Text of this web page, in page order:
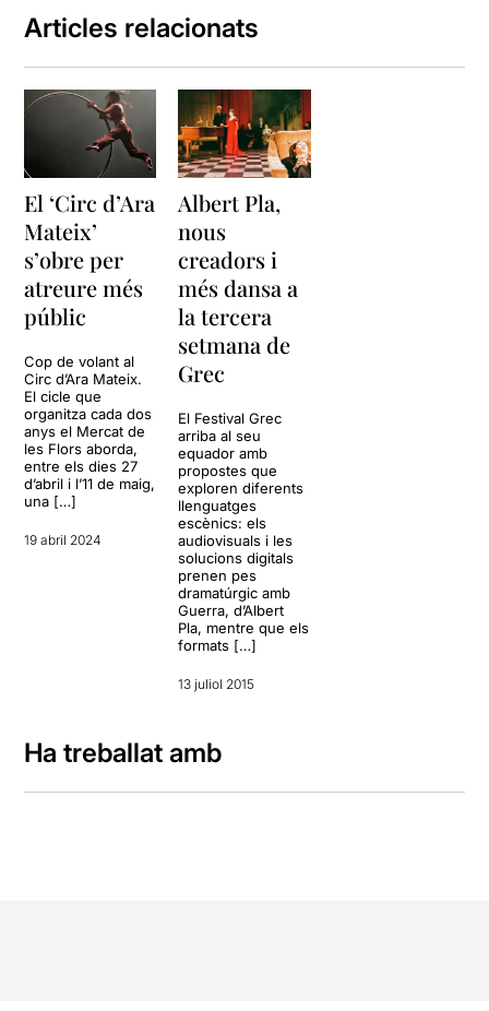
Articles relacionats
El ‘Circ d’Ara
Mateix’
s’obre per
atreure més
públic
Cop de volant al
Circ d’Ara Mateix.
El cicle que
organitza cada dos
anys el Mercat de
les Flors aborda,
entre els dies 27
d’abril i l’11 de maig,
una […]
19 abril 2024
Albert Pla,
nous
creadors i
més dansa a
la tercera
setmana de
Grec
El Festival Grec
arriba al seu
equador amb
propostes que
exploren diferents
llenguatges
escènics: els
audiovisuals i les
solucions digitals
prenen pes
dramatúrgic amb
Guerra, d’Albert
Pla, mentre que els
formats […]
13 juliol 2015
Ha treballat amb